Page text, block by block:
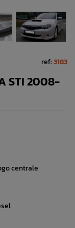
ref:3183
STI 2008-
centrale